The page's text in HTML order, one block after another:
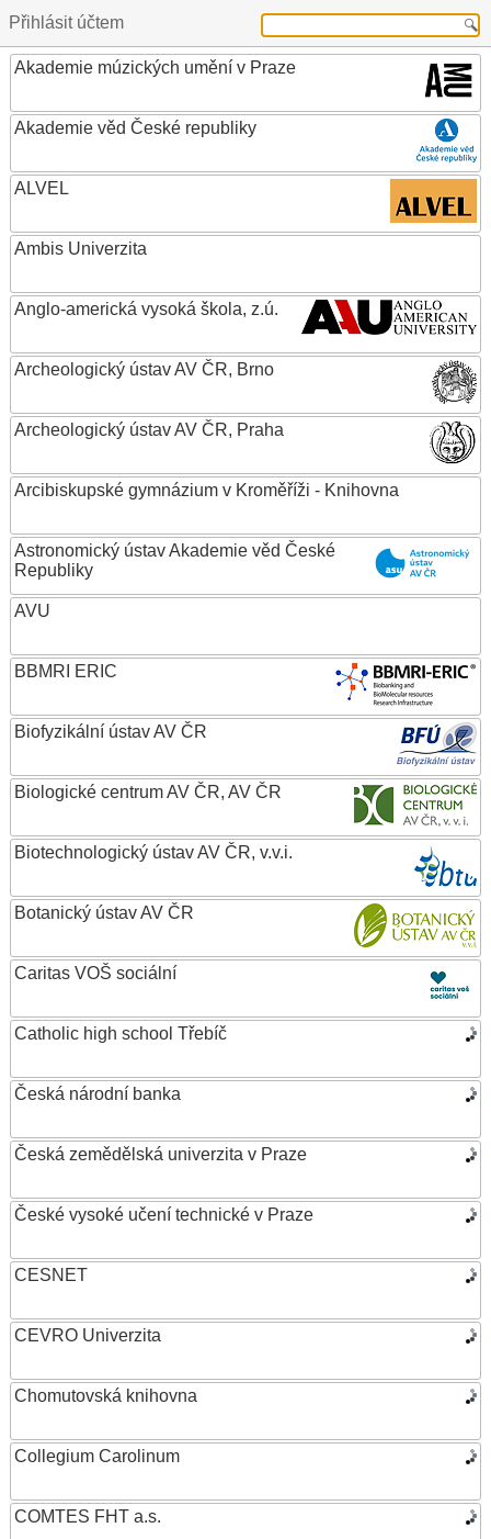
Přihlásit účtem
Akademie múzických umění v Praze
Akademie věd České republiky
ALVEL
Ambis Univerzita
Anglo-americká vysoká škola, z.ú.
Archeologický ústav AV ČR, Brno
Archeologický ústav AV ČR, Praha
Arcibiskupské gymnázium v Kroměříži - Knihovna
Astronomický ústav Akademie věd České
Republiky
AVU
BBMRI ERIC
Biofyzikální ústav AV ČR
Biologické centrum AV ČR, AV ČR
Biotechnologický ústav AV ČR, v.v.i.
Botanický ústav AV ČR
Caritas VOŠ sociální
Catholic high school Třebíč
Česká národní banka
Česká zemědělská univerzita v Praze
České vysoké učení technické v Praze
CESNET
CEVRO Univerzita
Chomutovská knihovna
Collegium Carolinum
COMTES FHT a.s.